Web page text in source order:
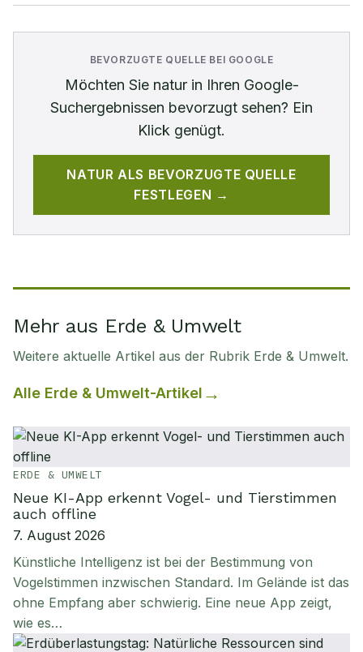
BEVORZUGTE QUELLE BEI GOOGLE
Möchten Sie naturin Ihren Google-
Suchergebnissen bevorzugt sehen? Ein
Klick genügt.
NATUR ALS BEVORZUGTE QUELLE
FESTLEGEN →
Mehr aus Erde & Umwelt
Weitere aktuelle Artikel aus der Rubrik Erde & Umwelt.
Alle Erde & Umwelt-Artikel
ERDE & UMWELT
Neue KI-App erkennt Vogel- und Tierstimmen
auch offline
7. August 2026
Künstliche Intelligenz ist bei der Bestimmung von
Vogelstimmen inzwischen Standard. Im Gelände ist das
ohne Empfang aber schwierig. Eine neue App zeigt,
wie es…